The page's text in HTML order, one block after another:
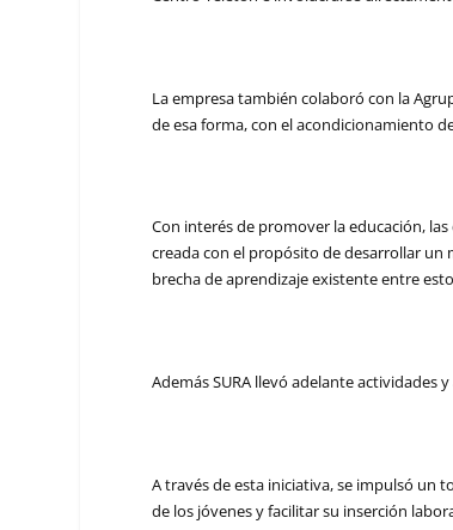
La empresa también colaboró con la
de esa forma, con el acondicionamiento
Con interés de promover la educación,
creada con el propósito de desarrollar
brecha de aprendizaje existente entre
Además SURA llevó adelante actividades
A través de esta iniciativa, se impulsó un
de los jóvenes y facilitar su inserción